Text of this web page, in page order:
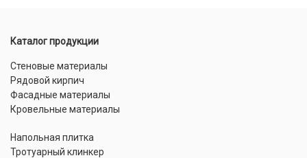
Каталог продукции
Стеновые материалы
Рядовой кирпич
Фасадные материалы
Кровельные материалы
Напольная плитка
Тротуарный клинкер